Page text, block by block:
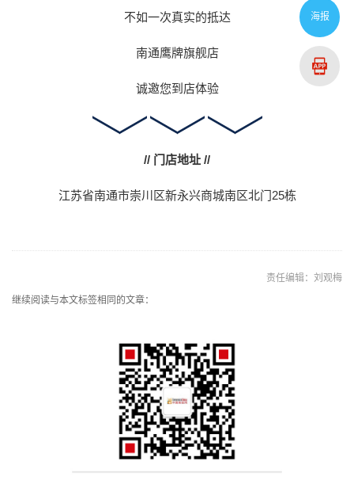
不如一次真实的抵达
南通鹰牌旗舰店
诚邀您到店体验
// 门店地址 //
江苏省南通市崇川区新永兴商城南区北门25栋
责任编辑：刘观梅
继续阅读与本文标签相同的文章：
海报